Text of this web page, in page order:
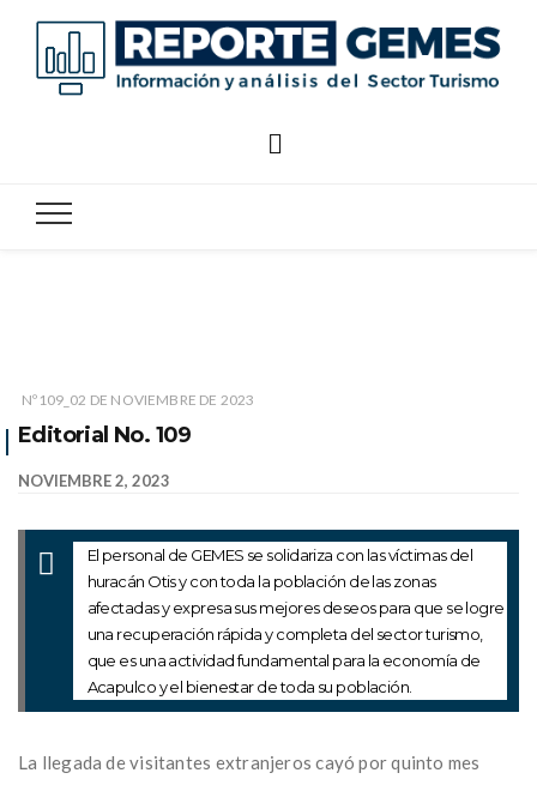
Nº109_02 DE NOVIEMBRE DE 2023
Editorial No. 109
NOVIEMBRE 2, 2023
El personal de GEMES se solidariza con las víctimas del
huracán Otis y con toda la población de las zonas
afectadas y expresa sus mejores deseos para que se logre
una recuperación rápida y completa del sector turismo,
que es una actividad fundamental para la economía de
Acapulco y el bienestar de toda su población.
La llegada de visitantes extranjeros cayó por quinto mes